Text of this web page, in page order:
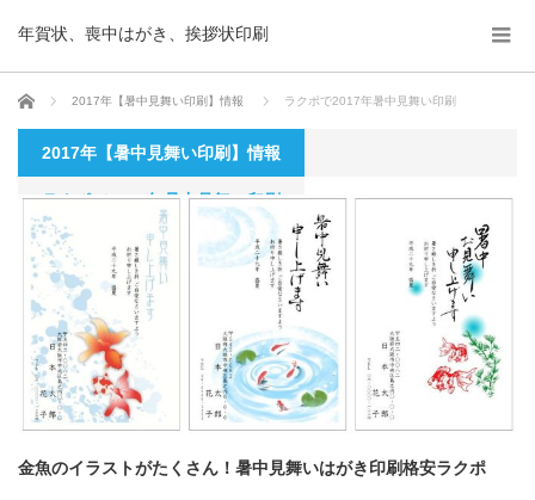
年賀状、喪中はがき、挨拶状印刷
ホーム 2017年【暑中見舞い印刷】情報 ラクポで2017年暑中見舞い印刷
2017年【暑中見舞い印刷】情報
ラクポで2017年暑中見舞い印刷
金魚のイラストがたくさん！暑中見舞いはがき印刷格安ラクポ